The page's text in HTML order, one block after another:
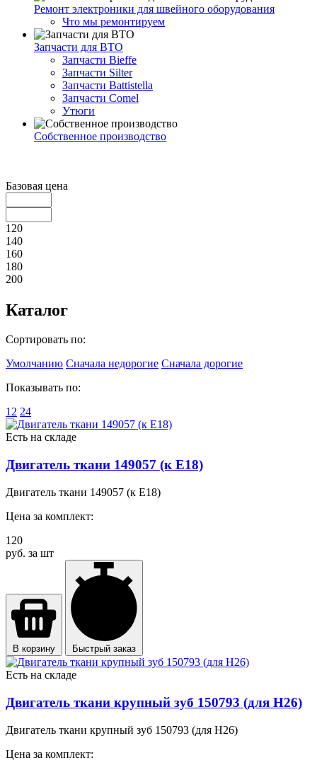
Ремонт электроники для швейного оборудования
Что мы ремонтируем
Запчасти для ВТО
Запчасти Bieffe
Запчасти Silter
Запчасти Battistella
Запчасти Comel
Утюги
Собственное производство
Базовая цена
120
140
160
180
200
Каталог
Сортировать по:
Умолчанию Сначала недорогие Сначала дорогие
Показывать по:
12 24
Есть на складе
Двигатель ткани 149057 (к E18)
Двигатель ткани 149057 (к E18)
Цена за комплект:
120
руб. за шт
В корзину Быстрый заказ
Есть на складе
Двигатель ткани крупный зуб 150793 (для H26)
Двигатель ткани крупный зуб 150793 (для H26)
Цена за комплект: